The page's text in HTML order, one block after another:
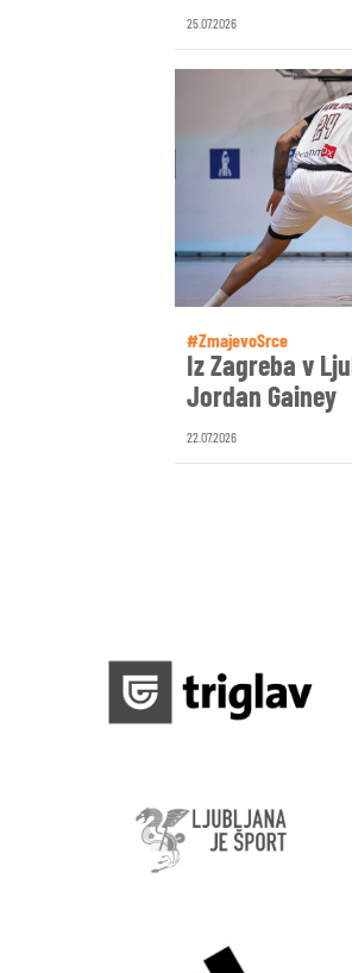
25.07.2026
#ZmajevoSrce
Iz Zagreba v
Jordan Gainey
22.07.2026